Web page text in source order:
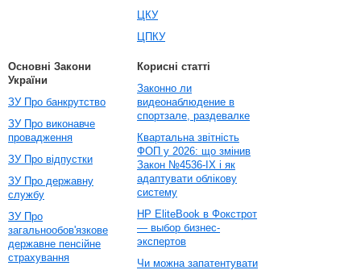
ЦКУ
ЦПКУ
Основні Закони
України
ЗУ Про банкрутство
ЗУ Про виконавче
провадження
ЗУ Про відпустки
ЗУ Про державну
службу
ЗУ Про
загальнообов'язкове
державне пенсійне
страхування
Корисні статті
Законно ли
видеонаблюдение в
спортзале, раздевалке
Квартальна звітність
ФОП у 2026: що змінив
Закон №4536-IX і як
адаптувати облікову
систему
HP EliteBook в Фокстрот
— выбор бизнес-
экспертов
Чи можна запатентувати